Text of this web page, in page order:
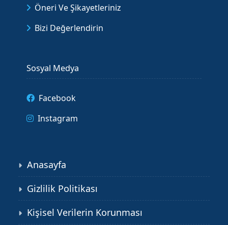
Öneri Ve Şikayetleriniz
Bizi Değerlendirin
Sosyal Medya
Facebook
Instagram
Anasayfa
Gizlilik Politikası
Kişisel Verilerin Korunması